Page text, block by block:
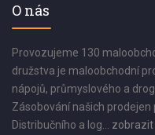
O nás
Provozujeme 130
družstva je maloobchodní
nápojů, průmyslového a
Zásobování našich
Distribučního a log... zobrazit